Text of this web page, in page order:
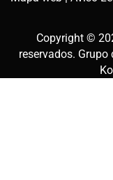
Copyright ©
reservados.